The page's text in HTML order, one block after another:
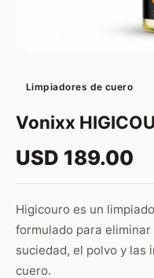
Limpiadores de cuero
Vonixx
USD 189.00
Higicouro es un
formulado para
suciedad, el polvo y las
cuero.